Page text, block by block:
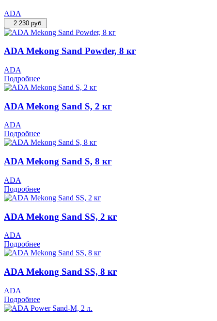
ADA
2 230 руб.
ADA Mekong Sand Powder, 8 кг
ADA
Подробнее
ADA Mekong Sand S, 2 кг
ADA
Подробнее
ADA Mekong Sand S, 8 кг
ADA
Подробнее
ADA Mekong Sand SS, 2 кг
ADA
Подробнее
ADA Mekong Sand SS, 8 кг
ADA
Подробнее